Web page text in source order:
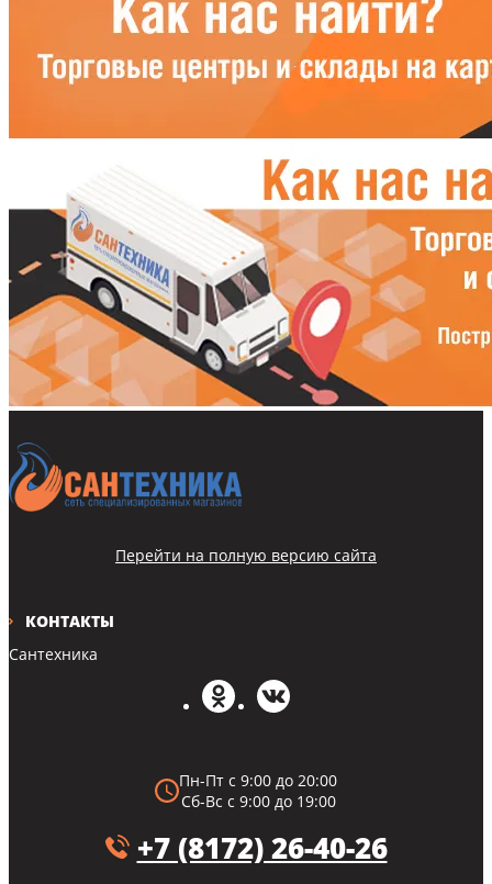
КОНТАКТЫ
Сантехника
Пн-Пт с 9:00 до 20:00
Сб-Вс с 9:00 до 19:00
+7 (8172) 26-40-26
Перейти на полную версию сайта